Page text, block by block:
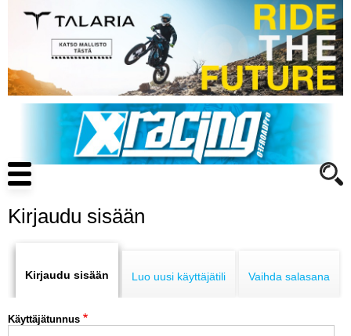
pääsisältöön
Main
navigation
ENDURO
Kirjaudu sisään
tabs
Kirjaudu sisään Luo uusi käyttäjätili Vaihda salasana
Käyttäjätunnus